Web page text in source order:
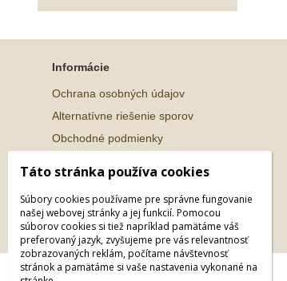
Informácie
Ochrana osobných údajov
Alternatívne riešenie sporov
Obchodné podmienky
© 2026 WEXBO |www.wexbo.com|Prihlásiť
Táto stránka používa cookies
Súbory cookies používame pre správne fungovanie
našej webovej stránky a jej funkcií. Pomocou
súborov cookies si tiež napríklad pamätáme váš
preferovaný jazyk, zvyšujeme pre vás relevantnosť
zobrazovaných reklám, počítame návštevnosť
stránok a pamätáme si vaše nastavenia vykonané na